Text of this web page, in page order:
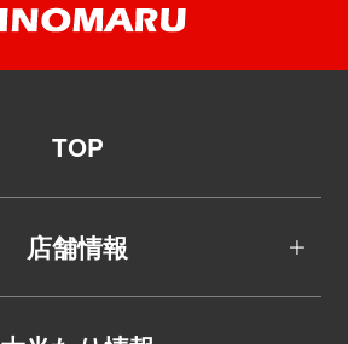
TOP
店舗情報